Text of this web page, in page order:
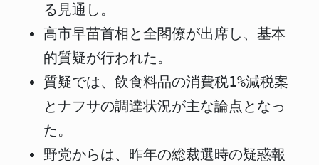
る見通し。
高市早苗首相と全閣僚が出席し、基本
的質疑が行われた。
質疑では、飲食料品の消費税1%減税案
とナフサの調達状況が主な論点となっ
た。
野党からは、昨年の総裁選時の疑惑報